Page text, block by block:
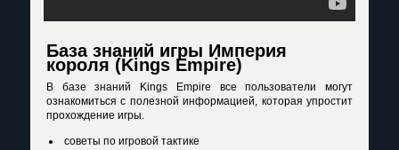
База знаний игры Империя
короля (Kings Empire)
В базе знаний Kings Empire все пользователи могут
ознакомиться с полезной информацией, которая упростит
прохождение игры.
советы по игровой тактике